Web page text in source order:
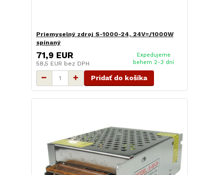
Priemyselný zdroj S-1000-24, 24V=/1000W
spínaný
71,9 EUR
58,5 EUR bez DPH
Expedujeme
behem 2-3 dní
Pridať do košíka